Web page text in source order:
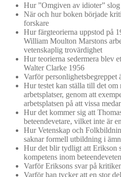
Hur ”Omgiven av idioter”
När och hur boken började
forskare
Hur färgteorierna uppstod på
William Moulton Marstons
vetenskaplig trovärdighet
Hur teorierna sedermera blev
Walter Clarke 1956
Varför
Hur testet kan ställa till det om
arbetsplatser, genom att
arbetsplatsen på att vissa
Hur det kommer sig att
beteendevetare, vilket inte är
Hur Vetenskap och
saknar formell utbildning i
Hur det blir tydligt att Erikson
kompetens inom
Varför Eriksons svar på
Varför han tycker att en stor